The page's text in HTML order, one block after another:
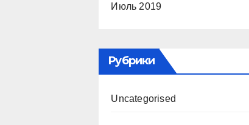
Июль 2019
Рубрики
Uncategorised